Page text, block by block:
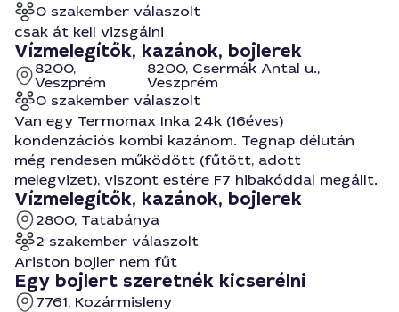
0 szakember válaszolt
csak át kell vizsgálni
Vízmelegítők, kazánok, bojlerek
8200,
Veszprém
8200, Csermák Antal u.,
Veszprém
0 szakember válaszolt
Van egy Termomax Inka 24k (16éves)
kondenzációs kombi kazánom. Tegnap délután
még rendesen működött (fűtött, adott
melegvizet), viszont estére F7 hibakóddal megállt.
Vízmelegítők, kazánok, bojlerek
2800, Tatabánya
2 szakember válaszolt
Ariston bojler nem fűt
Egy bojlert szeretnék kicserélni
7761, Kozármisleny